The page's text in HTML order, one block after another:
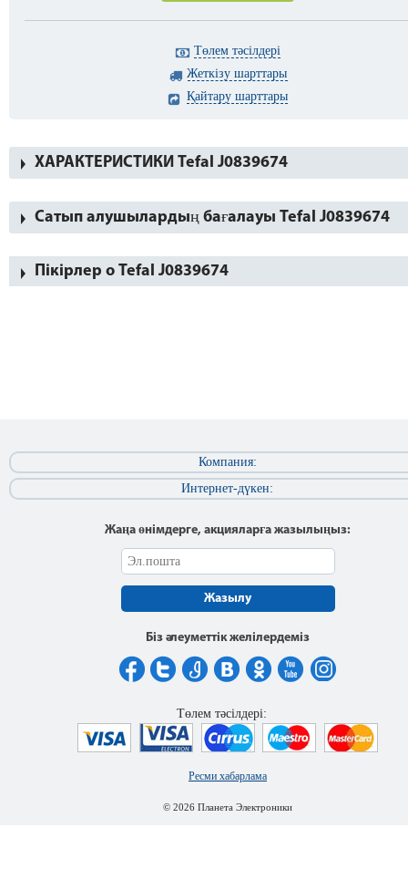
Төлем тәсілдері
Жеткізу шарттары
Қайтару шарттары
ХАРАКТЕРИСТИКИ Tefal J0839674
Сатып алушылардың бағалауы Tefal J0839674
Пікірлер о Tefal J0839674
Компания:
Интернет-дүкен:
Жаңа өнімдерге, акцияларға жазылыңыз:
Жазылу
Біз әлеуметтік желілердеміз
Ресми хабарлама
© 2026 Планета Электроники
Төлем тәсілдері: